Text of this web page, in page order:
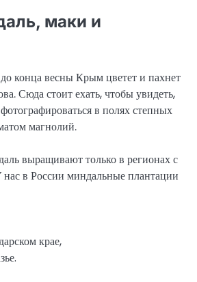
маки и
конца весны Крым цветет и пахнет
Сюда стоит ехать, чтобы увидеть,
в полях степных
магнолий.
выращивают только в регионах с
в России миндальные плантации
крае,